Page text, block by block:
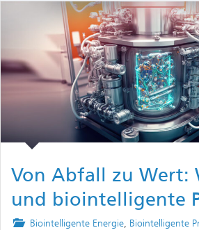
Von Abfall zu Wert:
und biointelligente
Posted
Biointelligente Energie, Biointelligente